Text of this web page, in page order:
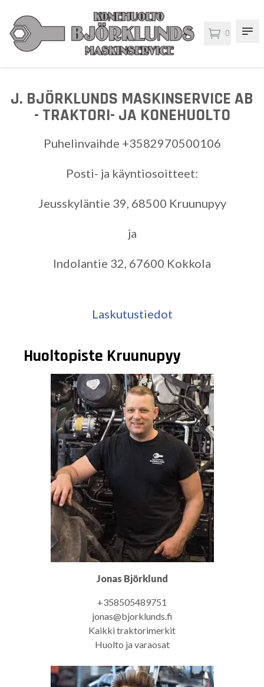
0
J. BJÖRKLUNDS MASKINSERVICE AB
- TRAKTORI- JA KONEHUOLTO
Puhelinvaihde +3582970500106
Posti- ja käyntiosoitteet:
Jeusskyläntie 39, 68500 Kruunupyy
ja
Indolantie 32, 67600 Kokkola
Laskutustiedot
Huoltopiste Kruunupyy
Jonas Björklund
+358505489751
jonas@bjorklunds.fi
Kaikki traktorimerkit
Huolto ja varaosat